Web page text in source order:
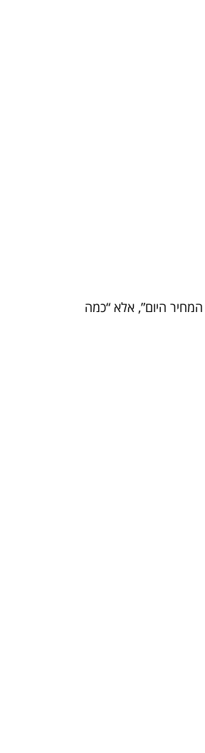
היום”, אלא “כמה